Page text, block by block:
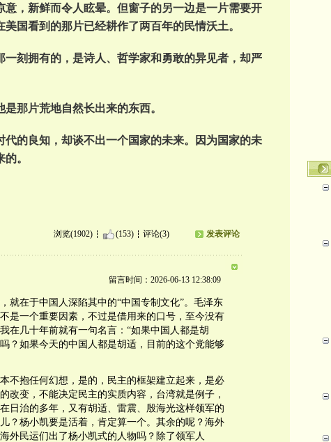
意，新鲜而令人眩晕。但窗子的另一边是一片需要开
国看到的那片已经耕作了两百年的民情沃土。
一刻拥有的，是诗人、哲学家和勇敢的异见者，却严
那片荒地自然长出来的东西。
代的良知，却谈不出一个国家的未来。因为国家的未
。
浏览(1902) (153) 评论(3) 发表评论
留言时间：2026-06-13 12:38:09
就在于中国人深陷其中的“中国专制文化”。毛泽东
是一个重要因素，不过是借用来的口号，至今没有
在几十年前就有一句名言：“如果中国人都是胡
？如果今天的中国人都是胡适，目前的这个党能够
不抱任何幻想，是的，民主的框架建立起来，是必
改变，不能决定民主的实质内容，台湾就是例子，
日治的多年，又有胡适、雷震、殷海光这样领军的
？杨小凯要是活着，肯定算一个。其余的呢？海外
外民运们出了杨小凯式的人物吗？除了领军人